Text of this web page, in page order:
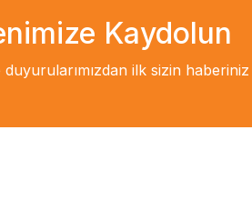
Kaydolun
ilk sizin